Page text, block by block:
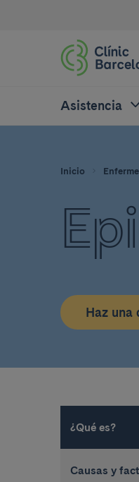
Asistencia
Inicio
Haz una
¿Qué es?
Causas y